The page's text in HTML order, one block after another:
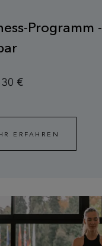
Programm -
€
ERFAHREN